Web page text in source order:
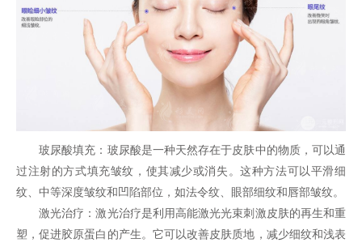
玻尿酸填充：玻尿酸是一种天然存在于皮肤中的物质，可以通
过注射的方式填充皱纹，使其减少或消失。这种方法可以平滑细
纹、中等深度皱纹和凹陷部位，如法令纹、眼部细纹和唇部皱纹。
激光治疗：激光治疗是利用高能激光光束刺激皮肤的再生和重
塑，促进胶原蛋白的产生。它可以改善皮肤质地，减少细纹和浅表